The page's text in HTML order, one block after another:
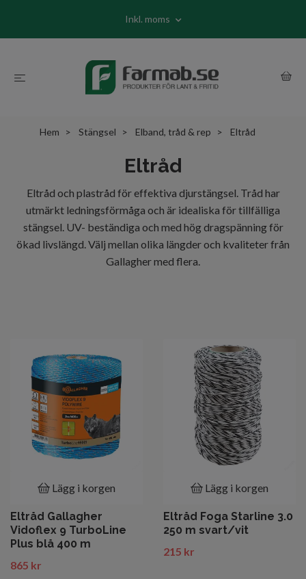
Inkl. moms
Hem Stängsel Elband, tråd & rep Eltråd
Eltråd
Eltråd och plastråd för effektiva djurstängsel. Tråd har
utmärkt ledningsförmåga och är idealiska för tillfälliga
stängsel. UV- beständiga och med hög dragspänning för
ökad livslängd. Välj mellan olika längder och kvaliteter från
Gallagher med flera.
Lägg i korgen
Eltråd Gallagher
Vidoflex 9 TurboLine
Plus blå 400 m
865 kr
Lägg i korgen
Eltråd Foga Starline 3.0
250 m svart/vit
215 kr